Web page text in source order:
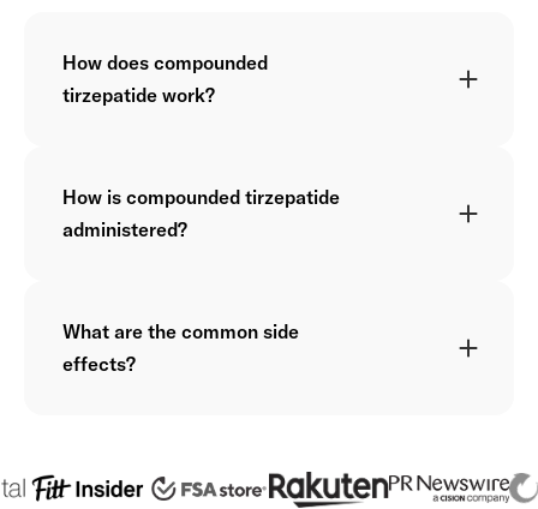
How does compounded
tirzepatide work?
How is compounded tirzepatide
administered?
What are the common side
effects?